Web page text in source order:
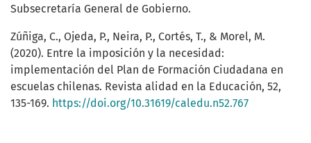
Subsecretaría General de Gobierno.
Zúñiga, C., Ojeda, P., Neira, P., Cortés, T., & Morel, M.
(2020). Entre la imposición y la necesidad:
implementación del Plan de Formación Ciudadana en
escuelas chilenas. Revista alidad en la Educación, 52,
135-169. https://doi.org/10.31619/caledu.n52.767